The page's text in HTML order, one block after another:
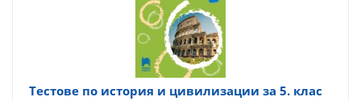
Тестове по история и цивилизации за 5. клас